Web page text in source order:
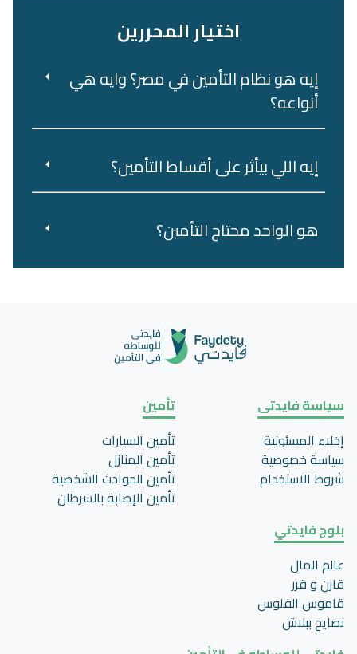
اختيار المحررين
إيه هو نظام التأمين في مصر؟ وايه هي
أنواعه؟
إيه اللي بيأثر على أقساط التأمين؟
هو‌ ‌الواحد‌ ‌محتاج‌ ‌التأمين؟‌ ‌
سياسة فايدتى
إخلاء المسئولية
سياسة خصوصية
شروط الاستخدام
تأمين
تأمين السيارات
تأمين المنازل
تأمين الحوادث الشخصية
تأمين اﻹصابة بالسرطان
بلوج فايدتي
عالم المال
قارن و قرر
قاموس الفلوس
نصايح ببلاش